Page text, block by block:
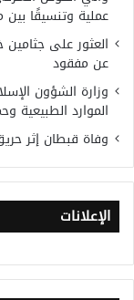
عملية وتنسيقًا بين
العثور على
عن مفقود
وزارة الشؤون
الموارد الطبيعية
وفاة قبطان إثر
الإعلانات